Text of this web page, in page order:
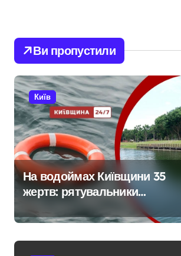
Ви пропустили
Київ
На водоймах Київщини 35
жертв: рятувальники
тривожаться через зростання
трагедій